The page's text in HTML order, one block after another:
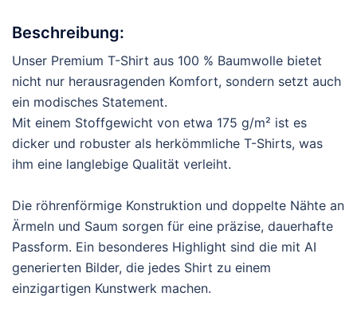
Beschreibung:
Unser Premium T-Shirt aus 100 % Baumwolle bietet
nicht nur herausragenden Komfort, sondern setzt auch
ein modisches Statement.
Mit einem Stoffgewicht von etwa 175 g/m² ist es
dicker und robuster als herkömmliche T-Shirts, was
ihm eine langlebige Qualität verleiht.
Die röhrenförmige Konstruktion und doppelte Nähte an
Ärmeln und Saum sorgen für eine präzise, dauerhafte
Passform. Ein besonderes Highlight sind die mit AI
generierten Bilder, die jedes Shirt zu einem
einzigartigen Kunstwerk machen.